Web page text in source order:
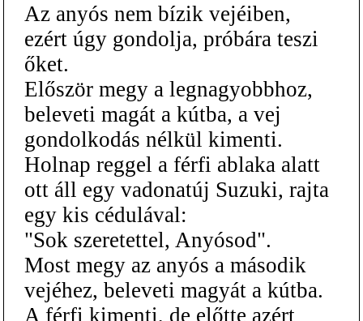
Az anyós nem bízik vejéiben,
ezért úgy gondolja, próbára teszi
őket.
Először megy a legnagyobbhoz,
beleveti magát a kútba, a vej
gondolkodás nélkül kimenti.
Holnap reggel a férfi ablaka alatt
ott áll egy vadonatúj Suzuki, rajta
egy kis cédulával:
"Sok szeretettel, Anyósod".
Most megy az anyós a második
vejéhez, beleveti magyát a kútba.
A férfi kimenti, de előtte azért